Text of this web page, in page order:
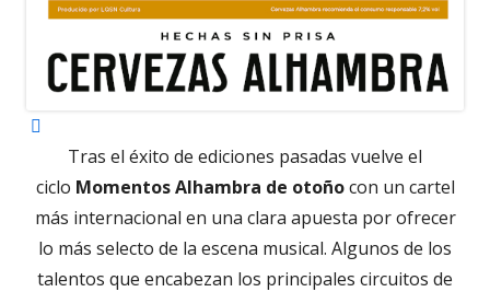
una
ventana
nueva
Tras el éxito de ediciones pasadas vuelve el
ciclo Momentos Alhambra de otoñocon un cartel
más internacional en una clara apuesta por ofrecer
lo más selecto de la escena musical. Algunos de los
talentos que encabezan los principales circuitos de